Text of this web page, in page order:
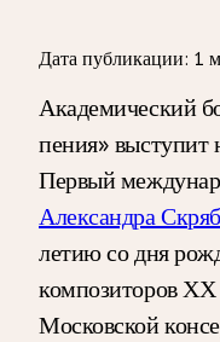
Дата публикации: 1
Академический
пения» выступит
Первый
Александра
летию со дня
композиторов ХХ
Московской